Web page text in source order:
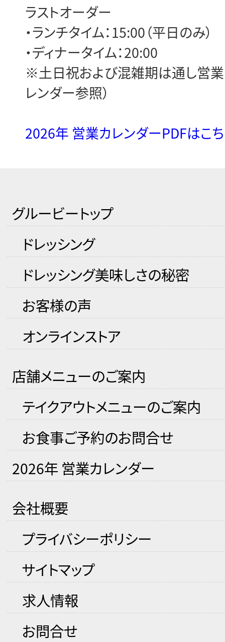
ラストオーダー
・ランチタイム：15:00（平日のみ）
・ディナータイム：20:00
※土日祝および混雑期は通し営業
レンダー参照）
2026年 営業カレンダーPDFはこ
グルービートップ
ドレッシング
ドレッシング美味しさの秘密
お客様の声
オンラインストア
店舗メニューのご案内
テイクアウトメニューのご案内
お食事ご予約のお問合せ
2026年 営業カレンダー
会社概要
プライバシーポリシー
サイトマップ
求人情報
お問合せ